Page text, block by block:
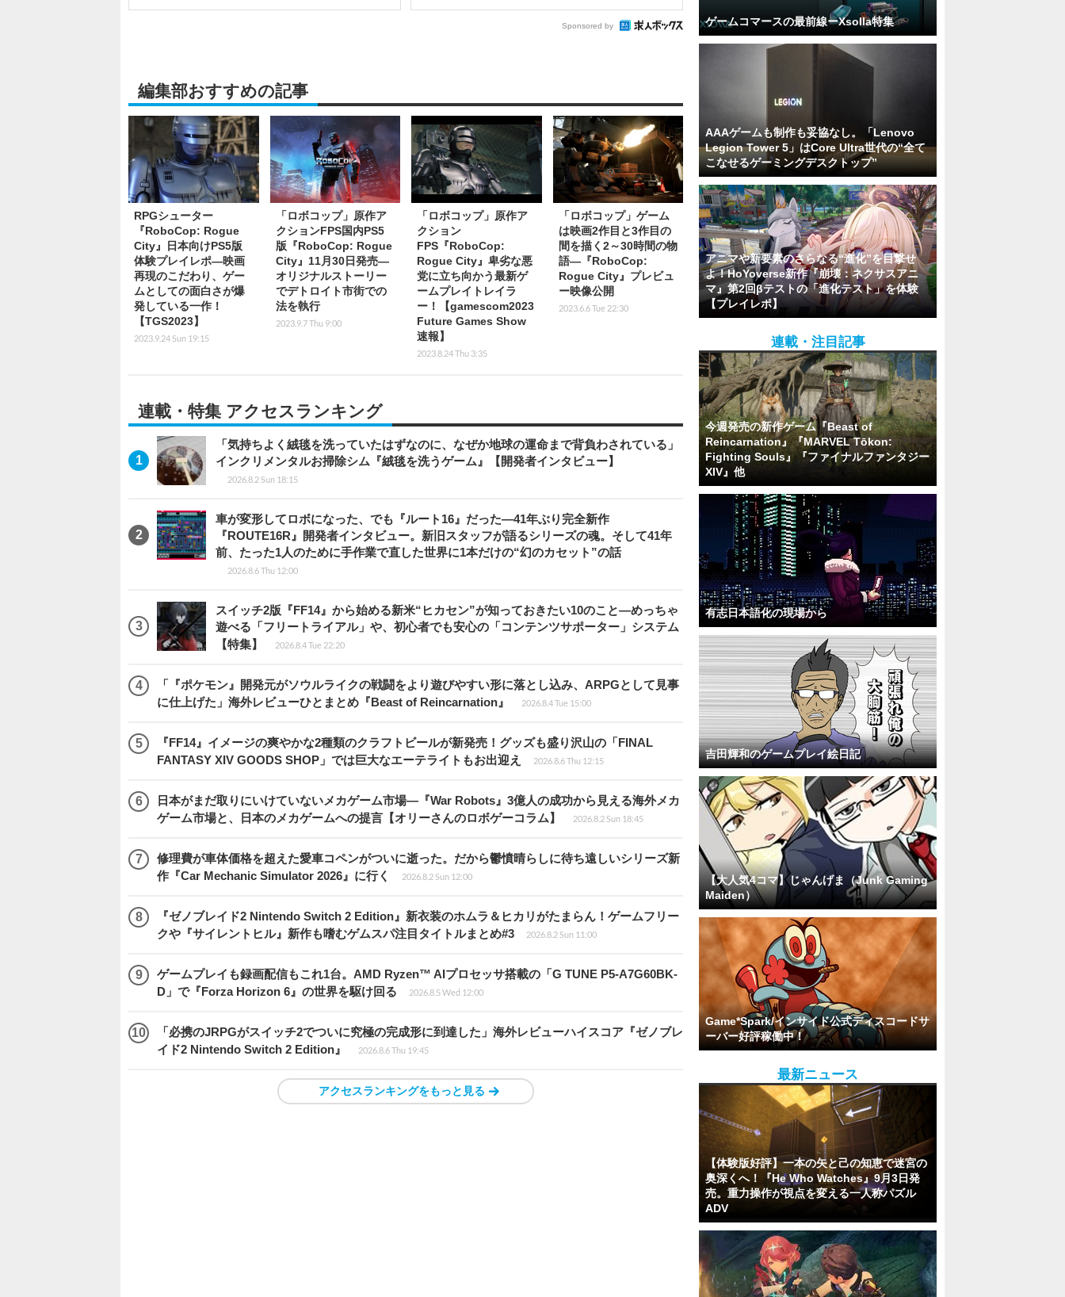
Sponsored by
編集部おすすめの記事
RPGシューター
『RoboCop: Rogue
City』日本向けPS5版
体験プレイレポ―映画
再現のこだわり、ゲー
ムとしての面白さが爆
発している一作！
【TGS2023】
2023.9.24 Sun 19:15
「ロボコップ」原作ア
クションFPS国内PS5
版『RoboCop: Rogue
City』11月30日発売―
オリジナルストーリー
でデトロイト市街での
法を執行
2023.9.7 Thu 9:00
「ロボコップ」原作ア
クション
FPS『RoboCop:
Rogue City』卑劣な悪
党に立ち向かう最新ゲ
ームプレイトレイラ
ー！【gamescom2023
Future Games Show
速報】
2023.8.24 Thu 3:35
「ロボコップ」ゲーム
は映画2作目と3作目の
間を描く2～30時間の物
語―『RoboCop:
Rogue City』プレビュ
ー映像公開
2023.6.6 Tue 22:30
連載・特集 アクセスランキング
「気持ちよく絨毯を洗っていたはずなのに、なぜか地球の運命まで背負わされている」
インクリメンタルお掃除シム『絨毯を洗うゲーム』【開発者インタビュー】
2026.8.2 Sun 18:15
車が変形してロボになった、でも『ルート16』だった―41年ぶり完全新作
『ROUTE16R』開発者インタビュー。新旧スタッフが語るシリーズの魂。そして41年
前、たった1人のために手作業で直した世界に1本だけの“幻のカセット”の話
2026.8.6 Thu 12:00
スイッチ2版『FF14』から始める新米“ヒカセン”が知っておきたい10のこと―めっちゃ
遊べる「フリートライアル」や、初心者でも安心の「コンテンツサポーター」システム
【特集】
2026.8.4 Tue 22:20
「『ポケモン』開発元がソウルライクの戦闘をより遊びやすい形に落とし込み、ARPGとして見事
に仕上げた」海外レビューひとまとめ『Beast of Reincarnation』
2026.8.4 Tue 15:00
『FF14』イメージの爽やかな2種類のクラフトビールが新発売！グッズも盛り沢山の「FINAL
FANTASY XIV GOODS SHOP」では巨大なエーテライトもお出迎え
2026.8.6 Thu 12:15
日本がまだ取りにいけていないメカゲーム市場―『War Robots』3億人の成功から見える海外メカ
ゲーム市場と、日本のメカゲームへの提言【オリーさんのロボゲーコラム】
2026.8.2 Sun 18:45
修理費が車体価格を超えた愛車コペンがついに逝った。だから鬱憤晴らしに待ち遠しいシリーズ新
作『Car Mechanic Simulator 2026』に行く
2026.8.2 Sun 12:00
『ゼノブレイド2 Nintendo Switch 2 Edition』新衣装のホムラ＆ヒカリがたまらん！ゲームフリー
クや『サイレントヒル』新作も嗜むゲムスパ注目タイトルまとめ#3
2026.8.2 Sun 11:00
ゲームプレイも録画配信もこれ1台。AMD Ryzen™ AIプロセッサ搭載の「G TUNE P5-A7G60BK-
D」で『Forza Horizon 6』の世界を駆け回る
2026.8.5 Wed 12:00
「必携のJRPGがスイッチ2でついに究極の完成形に到達した」海外レビューハイスコア『ゼノブレ
イド2 Nintendo Switch 2 Edition』
2026.8.6 Thu 19:45
アクセスランキングをもっと見る
ゲームコマースの最前線ーXsolla特集
AAAゲームも制作も妥協なし。「Lenovo
Legion Tower 5」はCore Ultra世代の“全て
こなせるゲーミングデスクトップ”
アニマや新要素のさらなる“進化”を目撃せ
よ！HoYoverse新作『崩壊：ネクサスアニ
マ』第2回βテストの「進化テスト」を体験
【プレイレポ】
連載・注目記事
今週発売の新作ゲーム『Beast of
Reincarnation』『MARVEL Tōkon:
Fighting Souls』『ファイナルファンタジー
XIV』他
有志日本語化の現場から
吉田輝和のゲームプレイ絵日記
【大人気4コマ】じゃんげま（Junk Gaming
Maiden）
Game*Spark/インサイド公式ディスコードサ
ーバー好評稼働中！
最新ニュース
【体験版好評】一本の矢と己の知恵で迷宮の
奥深くへ！『He Who Watches』9月3日発
売。重力操作が視点を変える一人称パズル
ADV